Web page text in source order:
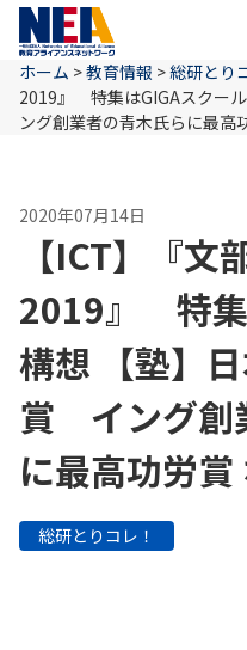
NEAとは
教育情報
お問い合わせ
ホーム >教育情報 >総研とり
2019』 特集はGIGAスクー
ング創業者の青木氏らに最高
2020年07月14日
【ICT】『文
2019』 特集
構想 【塾】
賞 イング創
に最高功労賞
総研とりコレ！